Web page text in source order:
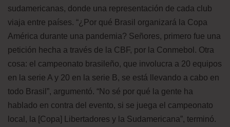
sudamericanas, donde una representación de cada club
viaja entre países. “¿Por qué Brasil organizará la Copa
América durante una pandemia? Señores, primero fue una
petición hecha a través de la CBF, por la Conmebol. Otra
cosa: el campeonato brasileño, que involucra a 20 equipos
en la serie A y 20 en la serie B, se está llevando a cabo en
todo Brasil”, argumentó. “No sé por qué la gente ha
hablado en contra del evento, si se juega el campeonato
local, la [Copa] Libertadores y la Sudamericana”, terminó.